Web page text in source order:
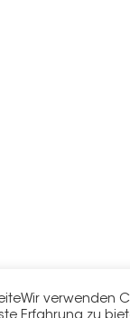
verwenden